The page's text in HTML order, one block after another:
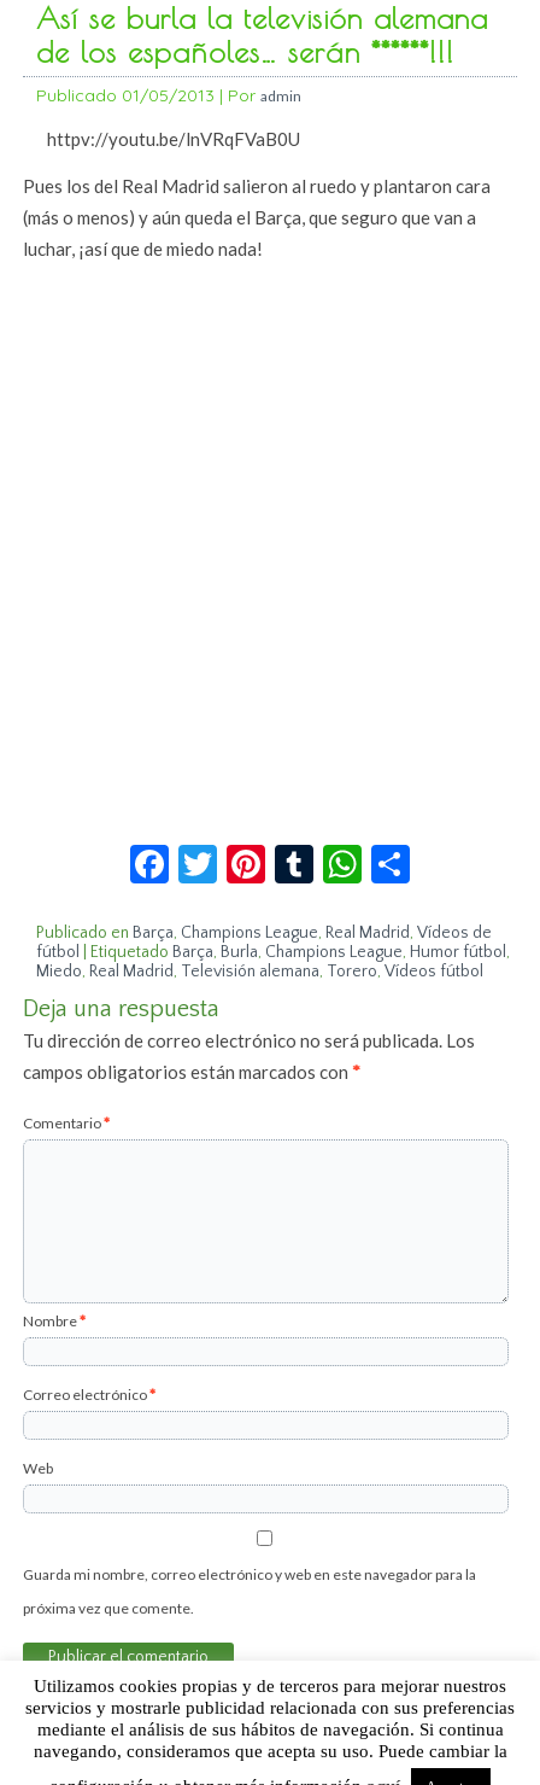
Así se burla la televisión alemana
de los españoles… serán ******!!!
Publicado 01/05/2013 | Por admin
httpv://youtu.be/lnVRqFVaB0U
Pues los del Real Madrid salieron al ruedo y plantaron cara
(más o menos) y aún queda el Barça, que seguro que van a
luchar, ¡así que de miedo nada!
Facebook
Twitter
Pinterest
TumblrWhatsApp
Publicado en Barça, Champions League, Real Madrid,Vídeos de
fútbol
Etiquetado Barça, Burla, Champions League, Humor fútbol,
Miedo, Real Madrid, Televisión alemana, Torero,Vídeos fútbol
Deja una respuesta
Tu dirección de correo electrónico no será publicada. Los
campos obligatorios están marcados con*
Comentario*
Nombre*
Correo electrónico*
Web
Guarda mi nombre, correo electrónico y web en este navegador para la
próxima vez que comente.
Sobre Humor Fútbol Club | Aviso legal |Contacto
Utilizamos cookies propias y de terceros para mejorar nuestros
servicios y mostrarle publicidad relacionada con sus preferencias
mediante el análisis de sus hábitos de navegación. Si continua
navegando, consideramos que acepta su uso. Puede cambiar la